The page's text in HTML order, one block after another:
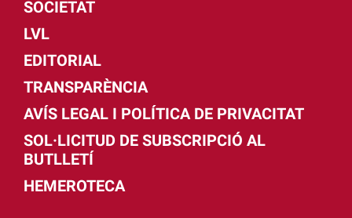
SOCIETAT
LVL
EDITORIAL
TRANSPARÈNCIA
AVÍS LEGAL I POLÍTICA DE PRIVACITAT
SOL·LICITUD DE SUBSCRIPCIÓ AL
BUTLLETÍ
HEMEROTECA